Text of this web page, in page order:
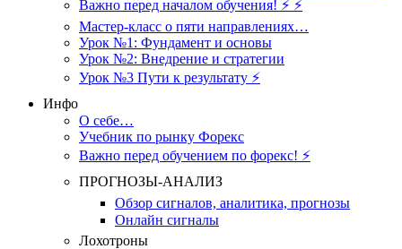
Важно перед началом обучения! ⚡ ⚡
Мастер-класс о пяти направлениях…
Урок №1: Фундамент и основы
Урок №2: Внедрение и стратегии
Урок №3 Пути к результату ⚡️
Инфо
О себе…
Учебник по рынку Форекс
Важно перед обучением по форекс! ⚡
ПРОГНОЗЫ-АНАЛИЗ
Обзор сигналов, аналитика, прогнозы
Онлайн сигналы
Лохотроны